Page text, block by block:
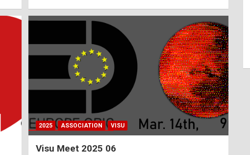
2025 ASSOCIATION VISU
Visu Meet 2025 06